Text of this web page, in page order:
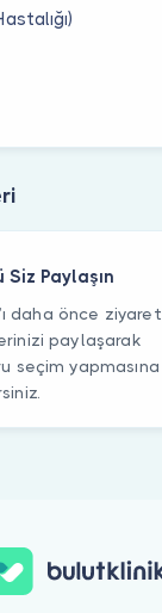
Siz Paylaşın
daha önce ziyaret
paylaşarak
seçim yapmasına